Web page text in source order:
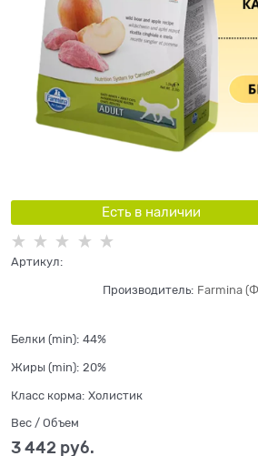
Есть в наличии
Артикул:
Производитель: Farmina
Белки (min): 44%
Жиры (min): 20%
Класс корма: Холистик
Вес / Объем
3 442 руб.